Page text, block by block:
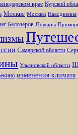
крае Курской
Москве Москвы Наводнения
Белозеров Пожары
Самарской области
Ульяновской области
изменения климата